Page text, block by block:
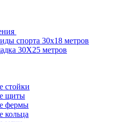
спорта 30x18 метров
30Х25 метров
стойки
щиты
фермы
кольца